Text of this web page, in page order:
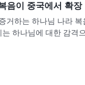
음이 중국에서 확장
거하는 하나님 나라
하나님에 대한 감격